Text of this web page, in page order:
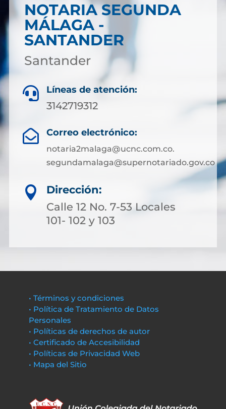
NOTARIA SEGUNDA
MÁLAGA -
SANTANDER
Santander
 Líneas de atención:
3142719312
 Correo electrónico:
notaria2malaga@ucnc.com.co.
segundamalaga@supernotariado.gov.co

Dirección:
Calle 12 No. 7-53 Locales
101- 102 y 103
• Términos y condiciones
• Política de Tratamiento de Datos
Personales
• Políticas de derechos de autor
• Certificado de Accesibilidad
• Políticas de Privacidad Web
• Mapa del Sitio